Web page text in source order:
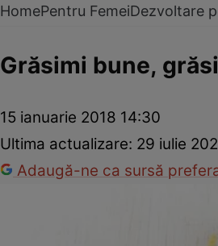
HomePentru FemeiDezvoltare
Grăsimi bune,
15 ianuarie 2018 14:30
Ultima actualizare: 29 iulie
Adaugă-ne ca sursă